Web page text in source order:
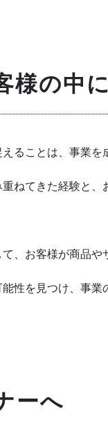
様の中に
ることは、事業を
ねてきた経験と、
、お客様が商品や
性を見つけ、事
ーへ